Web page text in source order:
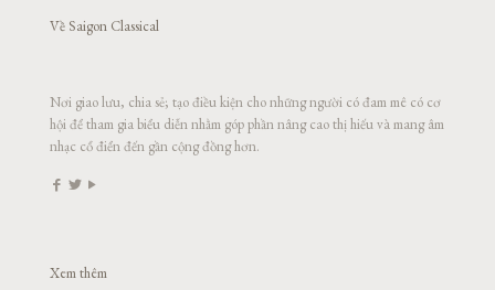
Về Saigon Classical
Nơi giao lưu, chia sẻ; tạo điều kiện cho những người có đam mê có cơ
hội để tham gia biểu diễn nhằm góp phần nâng cao thị hiếu và mang âm
nhạc cổ điển đến gần cộng đồng hơn.
Xem thêm